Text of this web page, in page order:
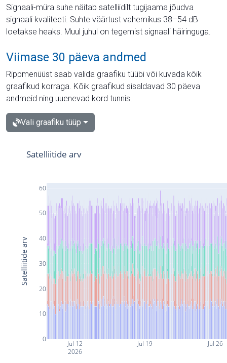
Signaali-müra suhe näitab satelliidilt tugijaama jõudva
signaali kvaliteeti. Suhte väärtust vahemikus 38–54 dB
loetakse heaks. Muul juhul on tegemist signaali häiringuga.
Viimase 30 päeva andmed
Rippmenüüst saab valida graafiku tüübi või kuvada kõik
graafikud korraga. Kõik graafikud sisaldavad 30 päeva
andmeid ning uuenevad kord tunnis.
Vali graafiku tüüp
Jul 12
2026
Jul 19 Jul 26
0
10
20
30
40
50
60
Satelliitide arv
Satelliitide arv